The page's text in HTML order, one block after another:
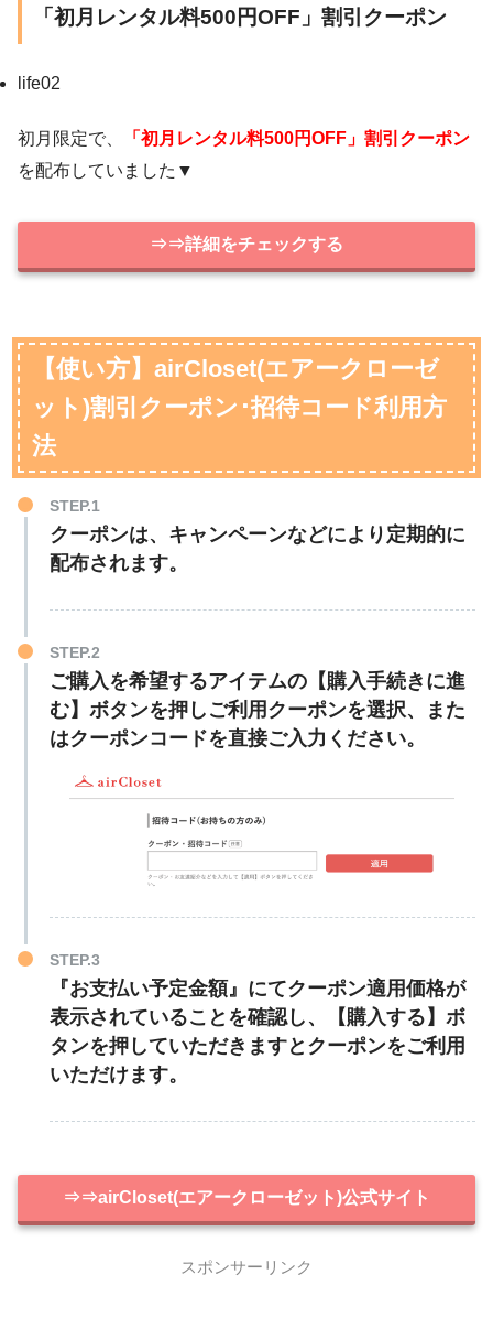
「初月レンタル料500円OFF」割引クーポン
life02
初月限定で、
「初月レンタル料500円OFF」割引クーポン
を配布していました▼
⇒⇒詳細をチェックする
【使い方】airCloset(エアークローゼ
ット)割引クーポン･招待コード利用方
法
STEP.1
クーポンは、キャンペーンなどにより定期的に
配布されます。
STEP.2
ご購入を希望するアイテムの【購入手続きに進
む】ボタンを押しご利用クーポンを選択、また
はクーポンコードを直接ご入力ください。
STEP.3
『お支払い予定金額』にてクーポン適用価格が
表示されていることを確認し、【購入する】ボ
タンを押していただきますとクーポンをご利用
いただけます。
⇒⇒airCloset(エアークローゼット)公式サイト
スポンサーリンク